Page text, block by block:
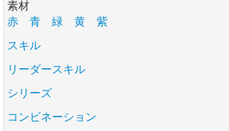
素材
赤
青 緑 黄
紫
スキル
リーダースキル
シリーズ
コンビネーション